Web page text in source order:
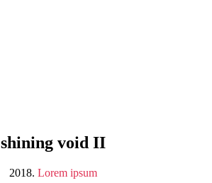
shining void II
2018. Lorem ipsum